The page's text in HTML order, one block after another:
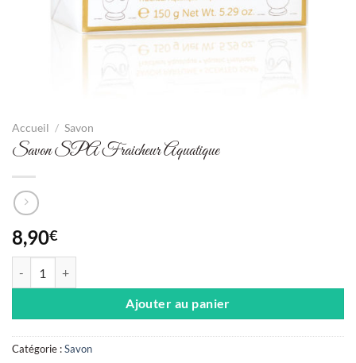
Accueil / Savon
Savon SPA Fraicheur Aquatique
8,90€
Ajouter au panier
Catégorie :Savon